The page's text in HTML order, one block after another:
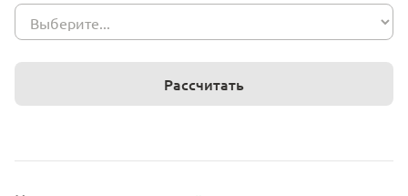
Рассчитать